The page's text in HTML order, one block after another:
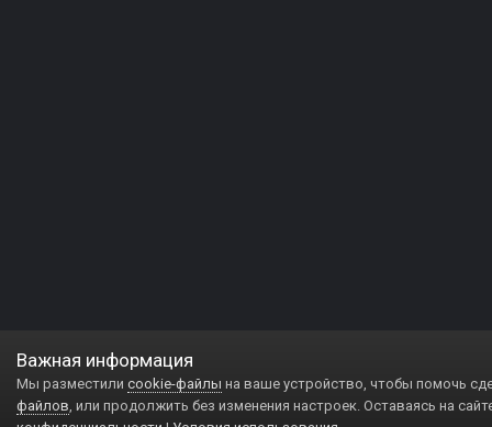
Важная информация
Мы разместили cookie-файлы на ваше устройство, чтобы помочь
файлов, или продолжить без изменения настроек. Оставаясь на